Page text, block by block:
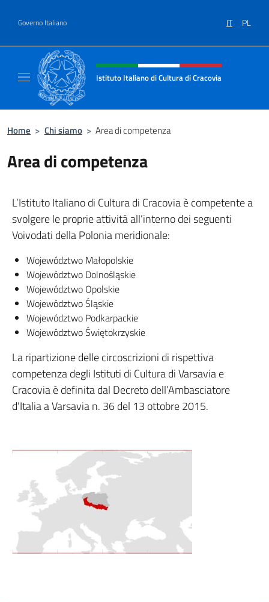
Governo Italiano IT PL
Intestazione sito, social e menù
Istituto Italiano di Cultura di Cracovia
Home > Chi siamo > Area di competenza
Area di competenza
L’Istituto Italiano di Cultura di Cracovia è competente a
svolgere le proprie attività all’interno dei seguenti
Voivodati della Polonia meridionale:
Województwo Małopolskie
Województwo Dolnośląskie
Województwo Opolskie
Województwo Śląskie
Województwo Podkarpackie
Województwo Świętokrzyskie
La ripartizione delle circoscrizioni di rispettiva
competenza degli Istituti di Cultura di Varsavia e
Cracovia è definita dal Decreto dell’Ambasciatore
d’Italia a Varsavia n. 36 del 13 ottobre 2015.